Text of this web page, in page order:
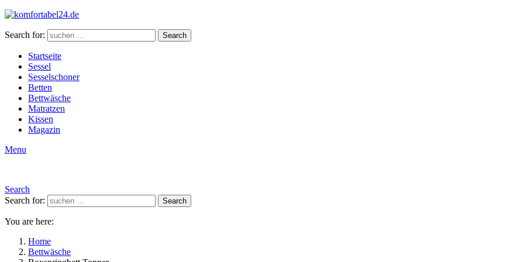
Search for: Search
Startseite
Sessel
Sesselschoner
Betten
Bettwäsche
Matratzen
Kissen
Magazin
Menu
Search
Search for:
Search
You are here:
Home
Bettwäsche